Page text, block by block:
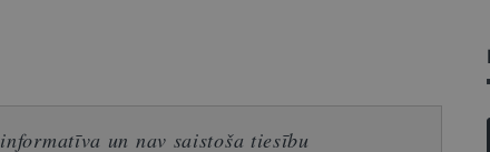
un nav saistoša tiesību